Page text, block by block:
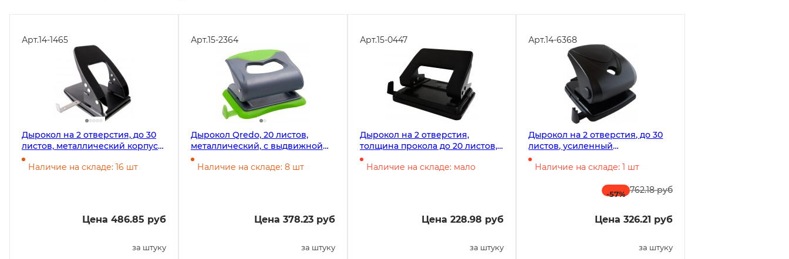
Арт.14-1465
Дырокол на 2 отверстия, до 30
листов, металлический корпус с
линейкой, черный
Наличие на складе: 16 шт
Цена 486.85 руб
за штуку
Арт.15-2364
Дырокол Qredo, 20 листов,
металлический, с выдвижной
линейкой и резиновой
накладкой, серо-зеленый
Наличие на складе: 8 шт
Цена 378.23 руб
за штуку
Арт.15-0447
Дырокол на 2 отверстия,
толщина прокола до 20 листов,
металлический корпус,
линейка, черный
Наличие на складе: мало
Цена 228.98 руб
за штуку
Арт.14-6368
Дырокол на 2 отверстия, до 30
листов, усиленный
пластиковый корпус с
выдвижной линейкой, черный
Наличие на складе: 1 шт
-57% 762.18 руб
Цена 326.21 руб
за штуку